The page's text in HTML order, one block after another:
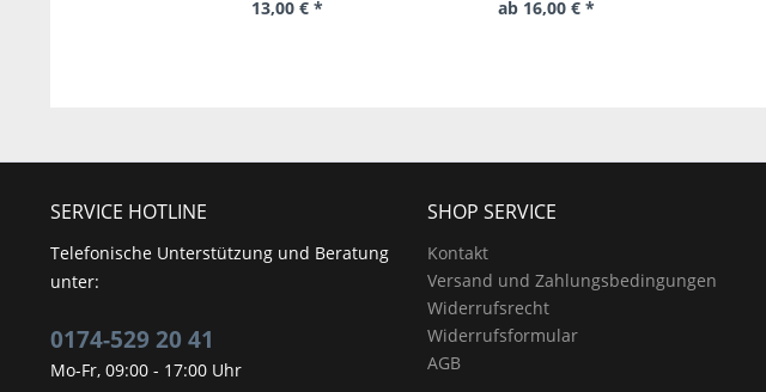
13,00 € * ab 16,00 € *
SERVICE HOTLINE
Telefonische Unterstützung und Beratung
unter:
0174-529 20 41
Mo-Fr, 09:00 - 17:00 Uhr
SHOP SERVICE
Kontakt
Versand und Zahlungsbedingungen
Widerrufsrecht
Widerrufsformular
AGB